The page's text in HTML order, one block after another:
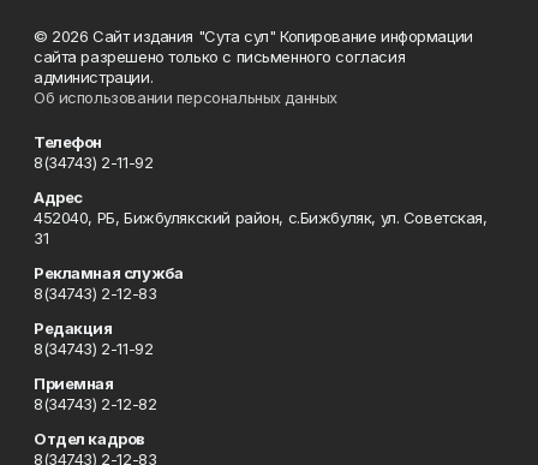
© 2026 Сайт издания "Сута сул" Копирование информации
сайта разрешено только с письменного согласия
администрации.
Об использовании персональных данных
Телефон
8(34743) 2-11-92
Адрес
452040, РБ, Бижбулякский район, с.Бижбуляк, ул. Советская,
31
Рекламная служба
8(34743) 2-12-83
Редакция
8(34743) 2-11-92
Приемная
8(34743) 2-12-82
Отдел кадров
8(34743) 2-12-83